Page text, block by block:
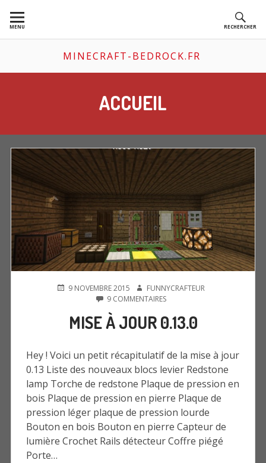
auMENU RECHERCHER
MINECRAFT-BEDROCK.FR
ACCUEIL
PUBLIÉ9 NOVEMBRE 2015 AUTEUR
FUNNYCRAFTEUR
9 COMMENTAIRESSUR
À
JOUR
MISE À JOUR 0.13.0
Hey ! Voici un petit récapitulatif de la mise à jour
0.13 Liste des nouveaux blocs levier Redstone
lamp Torche de redstone Plaque de pression en
bois Plaque de pression en pierre Plaque de
pression léger plaque de pression lourde
Bouton en bois Bouton en pierre Capteur de
lumière Crochet Rails détecteur Coffre piégé
Porte…